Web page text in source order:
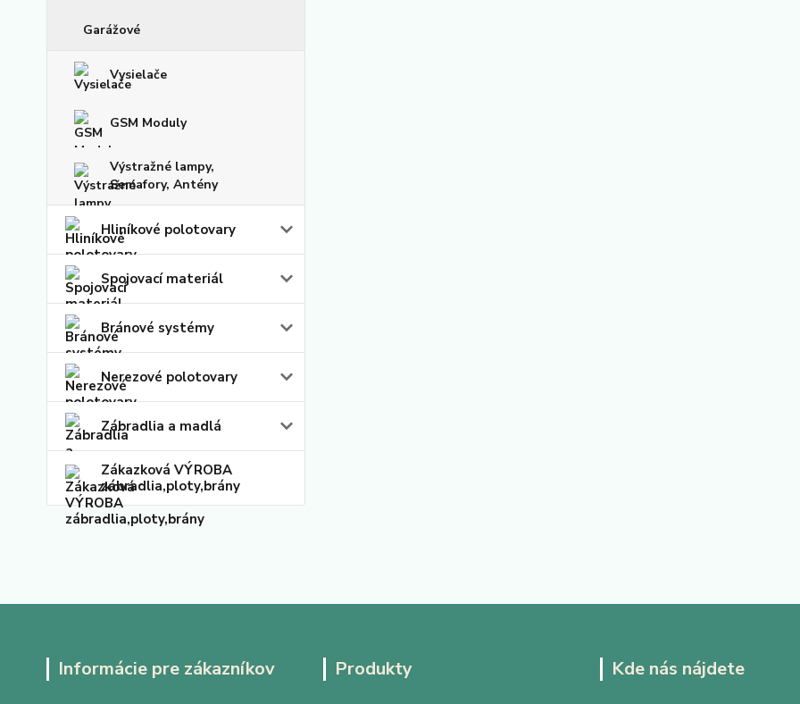
Garážové
Vysielače
GSM Moduly
Výstražné lampy,
Semafory, Antény
Hliníkové polotovary
Spojovací materiál
Bránové systémy
Nerezové polotovary
Zábradlia a madlá
Zákazková VÝROBA
zábradlia,ploty,brány
Informácie pre zákazníkov Produkty Kde nás nájdete